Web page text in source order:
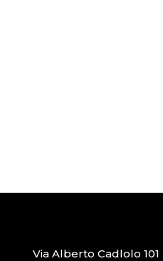
Via Alberto Cadlolo 101